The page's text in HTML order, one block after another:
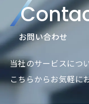
お問い合わせ
当社のサービスにつ
こちらからお気軽に